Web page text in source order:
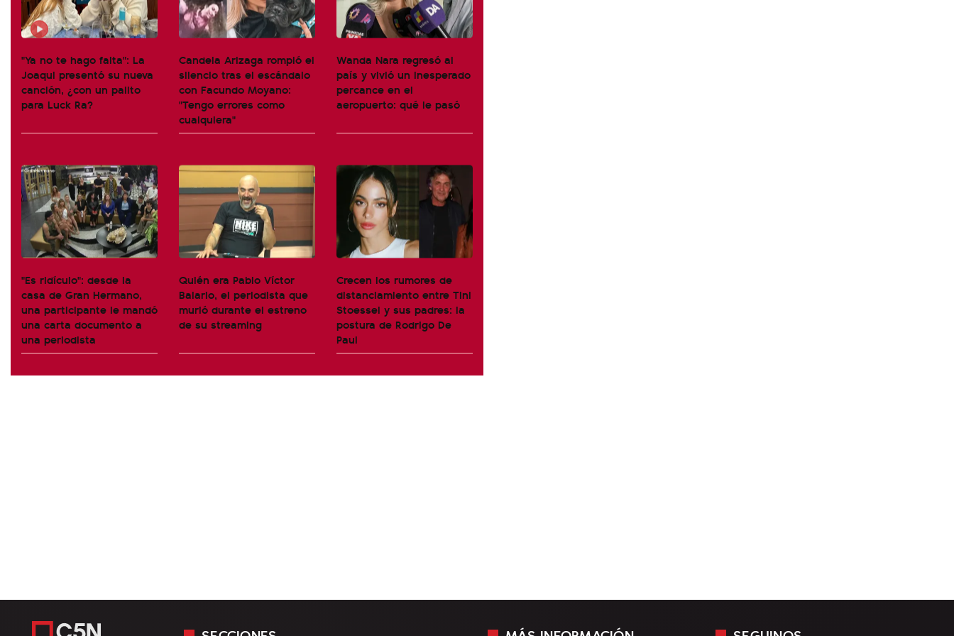
"Ya no te hago falta": La
Joaqui presentó su nueva
canción, ¿con un palito
para Luck Ra?
Candela Arizaga rompió el
silencio tras el escándalo
con Facundo Moyano:
"Tengo errores como
cualquiera"
Wanda Nara regresó al
país y vivió un inesperado
percance en el
aeropuerto: qué le pasó
"Es ridículo": desde la
casa de Gran Hermano,
una participante le mandó
una carta documento a
una periodista
Quién era Pablo Víctor
Balario, el periodista que
murió durante el estreno
de su streaming
Crecen los rumores de
distanciamiento entre Tini
Stoessel y sus padres: la
postura de Rodrigo De
Paul